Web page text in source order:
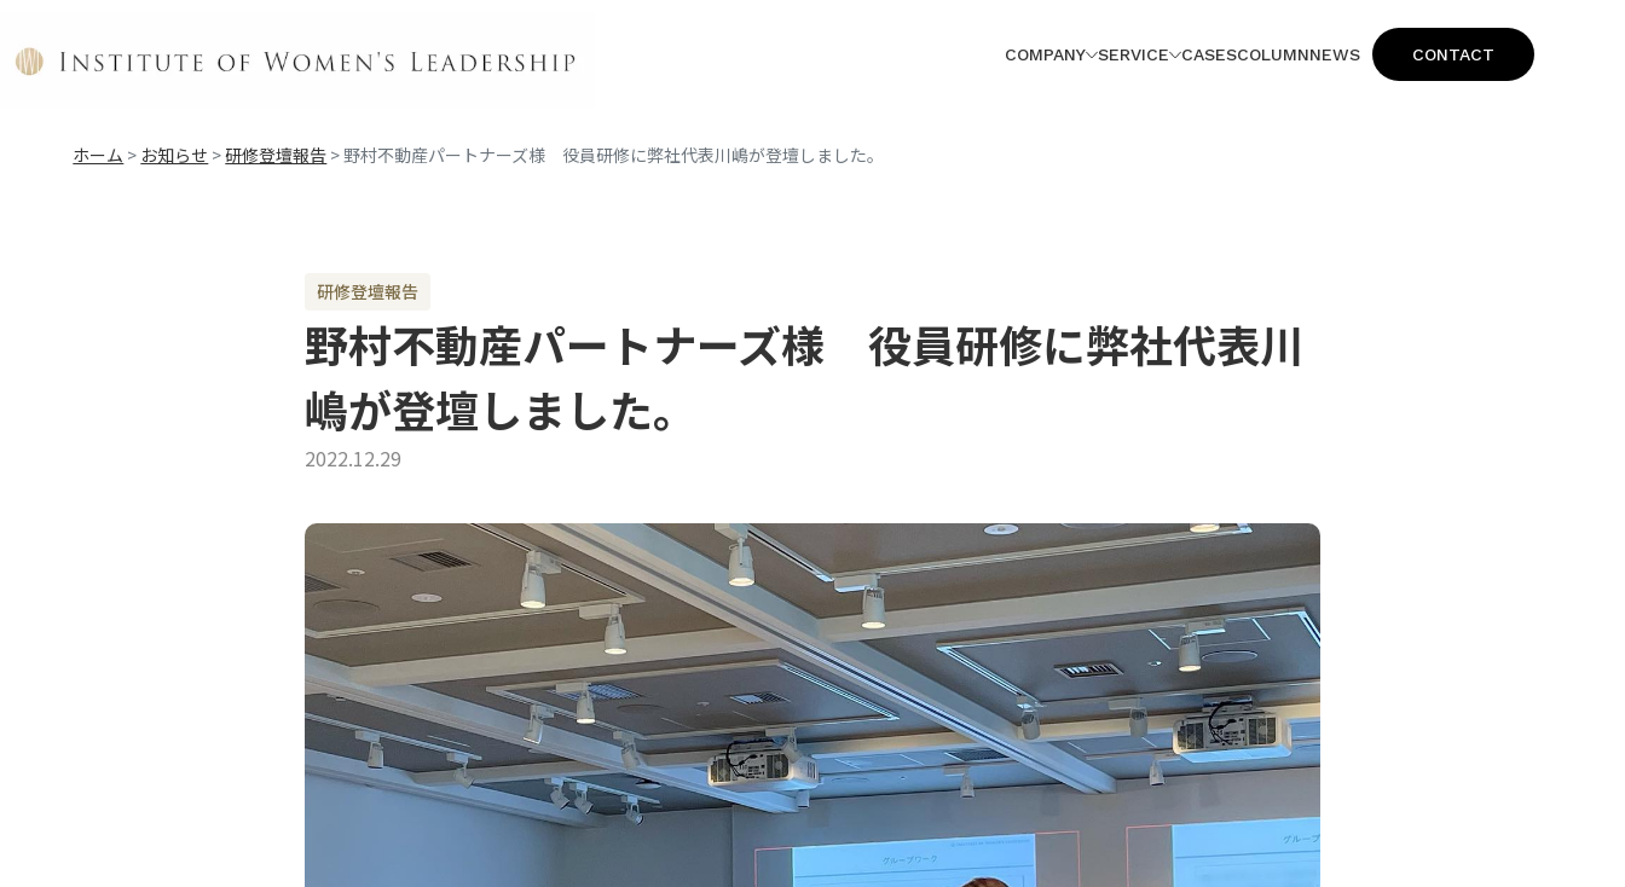
COMPANY SERVICE CASESCOLUMNNEWS CONTACT
ホーム > お知らせ >研修登壇報告 >野村不動産パートナーズ様 役員研修に弊社代表川嶋が登壇しました。
研修登壇報告
野村不動産パートナーズ様 役員研修に弊社代表川
嶋が登壇しました。
2022.12.29